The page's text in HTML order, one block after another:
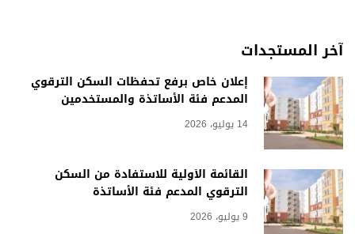
آخر المستجدات
إعلان خاص برفع تحفظات السكن الترقوي
المدعم فئة الأساتذة والمستخدمين
14 يوليو، 2026
القائمة الأولية للاستفادة من السكن
الترقوي المدعم فئة الأساتذة
9 يوليو، 2026